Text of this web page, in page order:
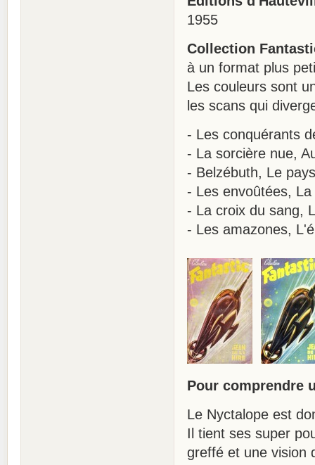
1955
Collection
à un format plus
Les couleurs sont
les scans qui
- Les conquérants
- La sorcière nue,
- Belzébuth, Le
- Les envoûtées,
- La croix du sang,
- Les amazones,
Pour comprendre
Le Nyctalope est
Il tient ses super
greffé et une vision